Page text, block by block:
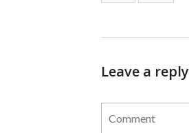
Leave a reply